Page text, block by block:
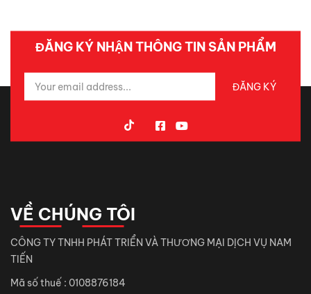
ĐĂNG KÝ NHẬN THÔNG TIN SẢN PHẨM
VỀ CHÚNG TÔI
CÔNG TY TNHH PHÁT TRIỂN VÀ THƯƠNG MẠI DỊCH VỤ NAM
TIẾN
Mã số thuế : 0108876184